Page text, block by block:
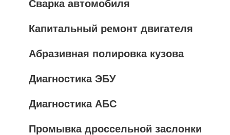
Сварка автомобиля
Капитальный ремонт двигателя
Абразивная полировка кузова
Диагностика ЭБУ
Диагностика АБС
Промывка дроссельной заслонки